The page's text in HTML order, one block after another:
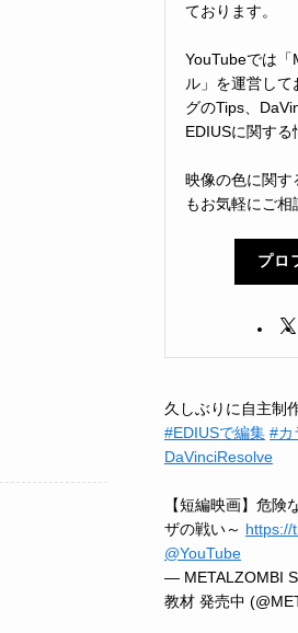
ております。
YouTubeでは「
ル」を運営し
グのTips、
EDIUSに関する
映像の色に関す
もお気軽にご相
プロ
久しぶりに自主制
#EDIUSで編集 #カ
DaVinciResolve
【短編映画】危険
ザの戦い～ https://
@YouTube
— METALZOMBI
教材 発売中